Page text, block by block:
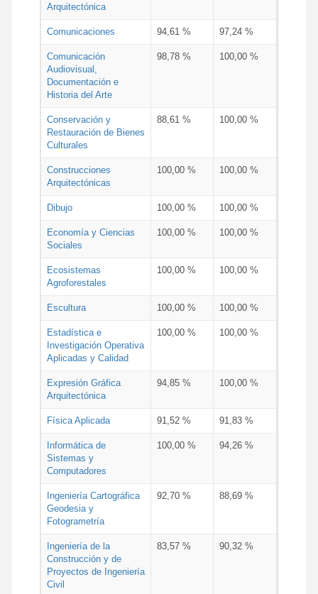
Arquitectónica
Comunicaciones 94,61 % 97,24 %
Comunicación
Audiovisual,
Documentación e
Historia del Arte
98,78 % 100,00 %
Conservación y
Restauración de Bienes
Culturales
88,61 % 100,00 %
Construcciones
Arquitectónicas
100,00 % 100,00 %
Dibujo 100,00 % 100,00 %
Economía y Ciencias
Sociales
100,00 % 100,00 %
Ecosistemas
Agroforestales
100,00 % 100,00 %
Escultura 100,00 % 100,00 %
Estadística e
Investigación Operativa
Aplicadas y Calidad
100,00 % 100,00 %
Expresión Gráfica
Arquitectónica
94,85 % 100,00 %
Física Aplicada 91,52 % 91,83 %
Informática de
Sistemas y
Computadores
100,00 % 94,26 %
Ingeniería Cartográfica
Geodesia y
Fotogrametría
92,70 % 88,69 %
Ingeniería de la
Construcción y de
Proyectos de Ingeniería
Civil
83,57 % 90,32 %